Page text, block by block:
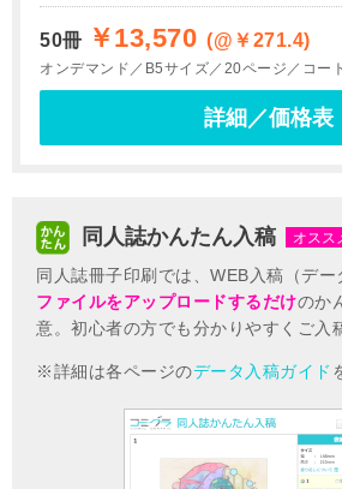
50冊 ￥13,570 (@￥271.4)
オンデマンド B5サイズ 20ページ コー
詳細／価格表
同人誌かんたん入稿
同人誌冊子印刷では、WEB入稿（デー
ファイルをアップロードするだけのか
意。 初心者の方でも分かりやすくご入
詳細は各ページのデータ入稿ガイド